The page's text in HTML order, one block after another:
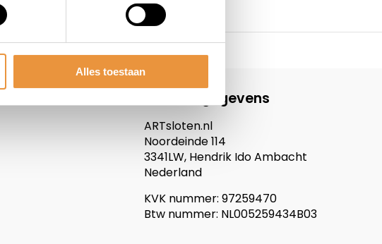
Alles toestaan
Contactgegevens
ARTsloten.nl
Noordeinde 114
3341LW, Hendrik Ido Ambacht
Nederland
KVK nummer: 97259470
Btw nummer: NL005259434B03